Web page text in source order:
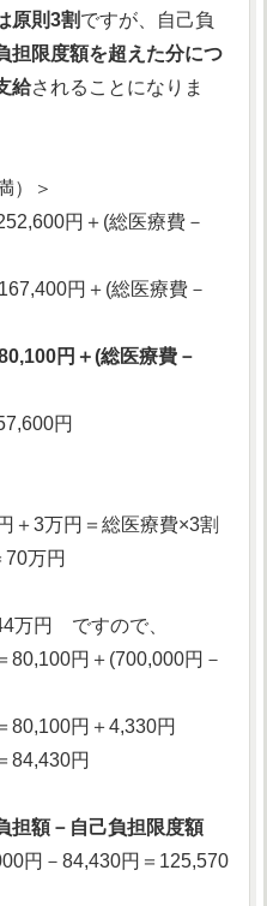
原則3割ですが、自己負
担限度額を超えた分につ
給されることになりま
）＞
円＋(総医療費－
円＋(総医療費－
円＋(総医療費－
円
＋3万円＝総医療費×3割
万円
万円 ですので、
80,100円＋(700,000円－
4,330円
円
担額－自己負担限度額
円＝125,570